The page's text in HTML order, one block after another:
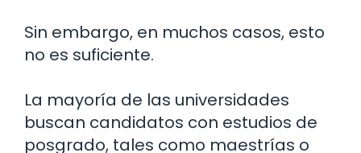
Sin embargo, en muchos casos, esto
no es suficiente.
La mayoría de las universidades
buscan candidatos con estudios de
posgrado, tales como maestrías o